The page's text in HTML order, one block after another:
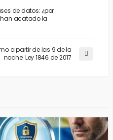
de datos: ¿por
han acatado la
a partir de las 9 de la
noche: Ley 1846 de 2017